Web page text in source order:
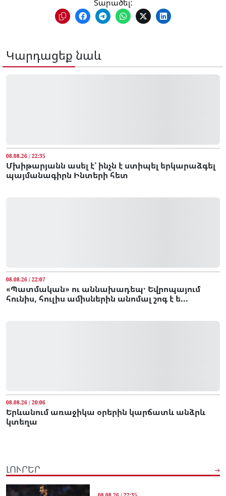
Տարածել:
Կարդացեք նաև
08.08.26 / 22:35
Մխիթարյանն ասել է՝ ինչն է ստիպել երկարաձգել
պայմանագիրն Ինտերի հետ
08.08.26 / 22:07
«Պատմական» ու աննախադեպ․ Եվրոպայում
հունիս, հուլիս ամիսներին անոմալ շոգ է ե...
08.08.26 / 20:06
Երևանում առաջիկա օրերին կարճատև անձրև
կտեղա
ԼՈՒՐԵՐ